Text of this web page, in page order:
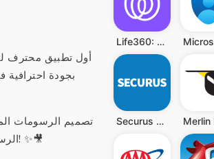
بجودة احترافية
تصميم الرسومات
الرسومات الشعاعية والصور النقطية، وأكثر من 160 قالب بتأثير أساسي يمكن دمجه لإنشاء تأثيرات بصرية مذهلة! ✨🎥
Life360: Live Location Sharing
Securus Mobile